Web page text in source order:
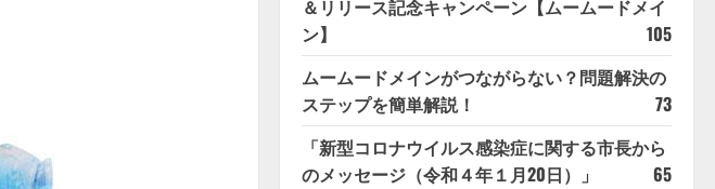
＆リリース記念キャンペーン【ムームードメイ
ン】
105
ムームードメインがつながらない？問題解決の
ステップを簡単解説！
73
「新型コロナウイルス感染症に関する市長から
のメッセージ（令和４年１月20日）」
65